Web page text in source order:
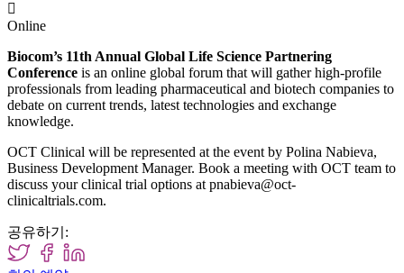

Online
Biocom’s 11th Annual Global Life Science Partnering
Conference is an online global forum that will gather high-profile
professionals from leading pharmaceutical and biotech companies to
debate on current trends, latest technologies and exchange
knowledge.
OCT Clinical will be represented at the event by Polina Nabieva,
Business Development Manager. Book a meeting with OCT team to
discuss your clinical trial options at pnabieva@oct-
clinicaltrials.com.
공유하기: